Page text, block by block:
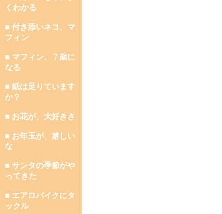
くわかる
■ 付き添いネコ、マ
フィン
■ マフィン、７歳に
なる
■ 紙は足りています
か？
■ お花が、大好きさ
■ お年玉が、嬉しい
な
■ サンタの季節がや
ってきた
■ エアロバイクにタ
ックル